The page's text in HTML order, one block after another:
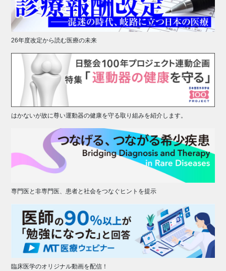
26年度改定から読む医療の未来
はかないが故に尊い運動器の健康を守る取り組みを紹介します。
専門医と非専門医、患者と社会をつなぐヒントを提示
臨床医学のオリジナル動画を配信！